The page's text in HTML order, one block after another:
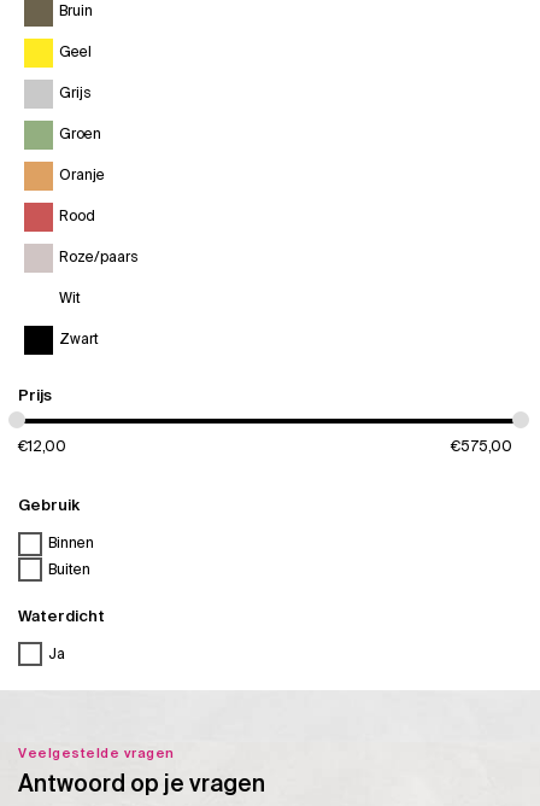
Bruin
Geel
Grijs
Groen
Oranje
Rood
Roze/paars
Wit
Zwart
Prijs
€12,00 €575,00
Gebruik
Binnen
Buiten
Waterdicht
Ja
Veelgestelde vragen
Antwoord op je vragen